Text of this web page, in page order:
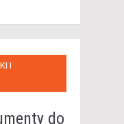
I
do